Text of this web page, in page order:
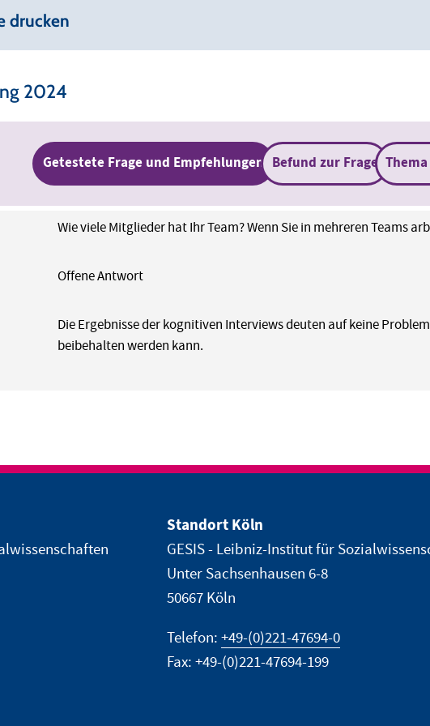
drucken
2024
Getestete Frage und Empfehlungen Befund zur Frage
Wie viele Mitglieder hat Ihr Team? Wenn Sie in mehreren Teams
Offene Antwort
Die Ergebnisse der kognitiven Interviews deuten auf keine
beibehalten werden kann.
Standort Köln
GESIS - Leibniz-Institut für
Unter Sachsenhausen 6-8
50667 Köln
Telefon: +49-(0)221-47694-0
Fax: +49-(0)221-47694-199